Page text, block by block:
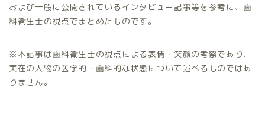
および一般に公開されているインタビュー記事等を参考に、歯
科衛生士の視点でまとめたものです。
※本記事は歯科衛生士の視点による表情・笑顔の考察であり、
実在の人物の医学的・歯科的な状態について述べるものではあ
りません。